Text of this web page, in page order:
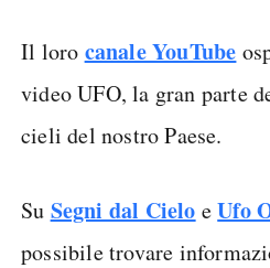
Il loro canale YouTube
video UFO, la gran parte
cieli del nostro Paese.
Su Segni dal Cielo eUfo
possibile trovare